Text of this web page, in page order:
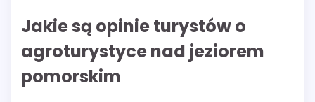
Jakie są opinie turystów o
agroturystyce nad jeziorem
pomorskim